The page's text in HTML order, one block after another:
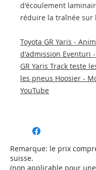
d'écoulement
réduire la traînée sur
Toyota GR Yaris -
d'admission Eventuri
GR Yaris Track teste
les pneus Hoosier -
YouTube
Remarque: le prix
suisse.
(non applicable pour